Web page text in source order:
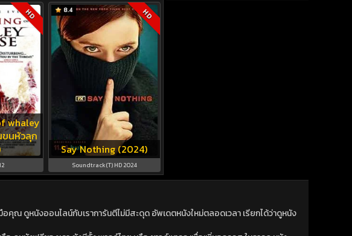
whaley
ขนหัวลุก
HD
Say Nothing (2024)
8.4 HD
Soundtrack(T) HD 2024
ณ ดูหนังออนไลน์กับเราการันตีไม่มีสะดุด อัพเดตหนังใหม่ตลอดเวลา เรียกได้ว่าดูหนัง